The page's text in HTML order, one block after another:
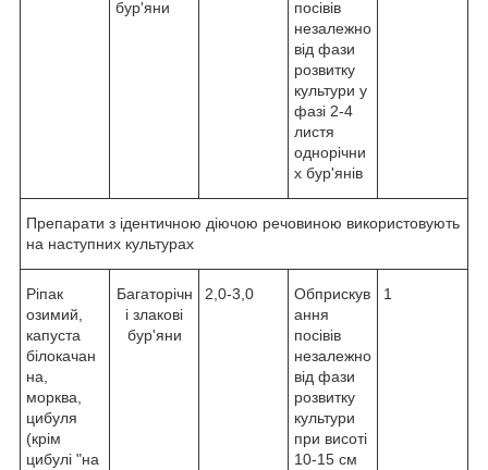
бур'яни
посівів
незалежно
від фази
розвитку
культури у
фазі 2-4
листя
однорічни
х бур'янів
Препарати з ідентичною діючою речовиною використовують
на наступних культурах
Ріпак
озимий,
капуста
білокачан
на,
морква,
цибуля
(крім
цибулі "на
Багаторічн
і злакові
бур'яни
2,0-3,0
Обприскув
ання
посівів
незалежно
від фази
розвитку
культури
при висоті
10-15 см
1